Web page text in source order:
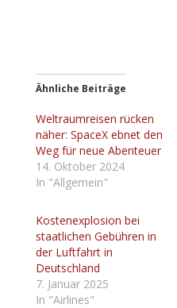
Ähnliche Beiträge
Weltraumreisen rücken
näher: SpaceX ebnet den
Weg für neue Abenteuer
14. Oktober 2024
In "Allgemein"
Kostenexplosion bei
staatlichen Gebühren in
der Luftfahrt in
Deutschland
7. Januar 2025
In "Airlines"